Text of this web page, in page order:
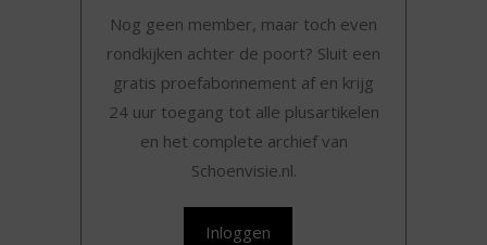
Nog geen member, maar toch even
rondkijken achter de poort? Sluit een
gratis proefabonnement af en krijg
24 uur toegang tot alle plusartikelen
en het complete archief van
Schoenvisie.nl.
Inloggen